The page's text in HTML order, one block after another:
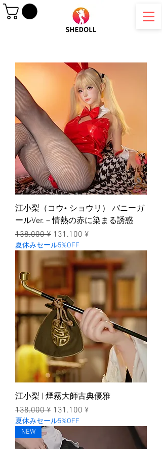
江小梨（コウ• ショウリ） バニーガ
ールVer. – 情熱の赤に染まる誘惑
一般價格
138.000 ¥ 促銷價格
131.100 ¥
夏休みセール5%OFF
江小梨 | 煙霧大師古典優雅
一般價格
138.000 ¥ 促銷價格
131.100 ¥
夏休みセール5%OFF
NEW